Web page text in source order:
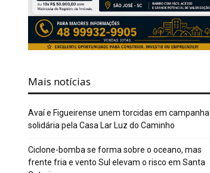
Mais notícias
Avaí e Figueirense unem torcidas em campanha
solidária pela Casa Lar Luz do Caminho
Ciclone-bomba se forma sobre o oceano, mas
frente fria e vento Sul elevam o risco em Santa